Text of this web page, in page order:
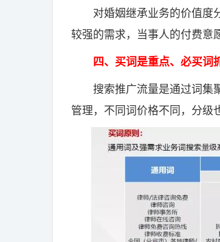
对婚姻继承业务的价值度分
较强的需求，当事人的付费意
四、买词是重点、必买词
搜索推广流量是通过词集聚
管理，不同词价格不同，分级